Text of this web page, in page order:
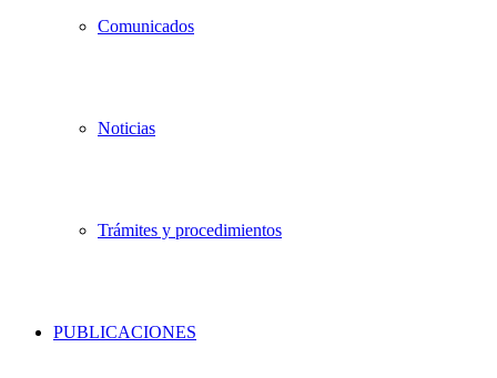
Comunicados
Noticias
Trámites y procedimientos
PUBLICACIONES